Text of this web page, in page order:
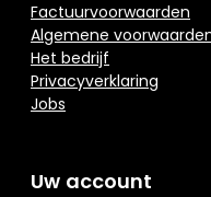
Factuurvoorwaarden
Algemene
Het bedrijf
Privacyverklaring
Jobs
Uw account